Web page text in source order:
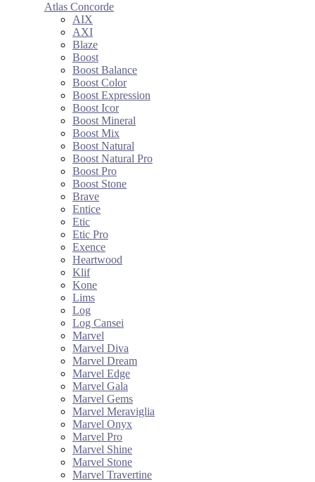
Atlas Concorde
AIX
AXI
Blaze
Boost
Boost Balance
Boost Color
Boost Expression
Boost Icor
Boost Mineral
Boost Mix
Boost Natural
Boost Natural Pro
Boost Pro
Boost Stone
Brave
Entice
Etic
Etic Pro
Exence
Heartwood
Klif
Kone
Lims
Log
Log Cansei
Marvel
Marvel Diva
Marvel Dream
Marvel Edge
Marvel Gala
Marvel Gems
Marvel Meraviglia
Marvel Onyx
Marvel Pro
Marvel Shine
Marvel Stone
Marvel Travertine